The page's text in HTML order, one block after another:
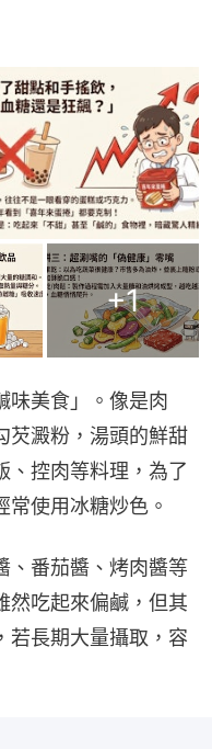
+1
味美食」。像是肉
芡澱粉，湯頭的鮮甜
、控肉等料理，為了
常使用冰糖炒色。
、番茄醬、烤肉醬等
然吃起來偏鹹，但其
若長期大量攝取，容